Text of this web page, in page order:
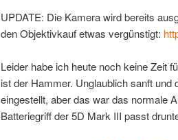
UPDATE: Die Kamera wird bereits
den Objektivkauf etwas vergünstigt:
Leider habe ich heute noch keine Zeit
ist der Hammer. Unglaublich sanft
eingestellt, aber das war das normale
Batteriegriff der 5D Mark III passt